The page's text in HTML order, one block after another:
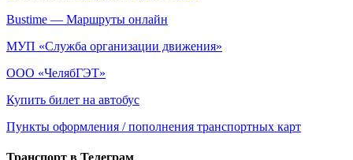
Bustime — Маршруты онлайн
МУП «Служба организации движения»
ООО «ЧелябГЭТ»
Купить билет на автобус
Пункты оформления / пополнения транспортных карт
Транспорт в Телеграм